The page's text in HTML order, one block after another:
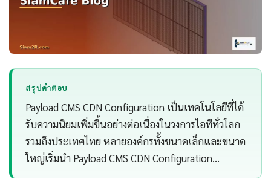
สรุปคำตอบ
Payload CMS CDN Configuration เป็นเทคโนโลยีที่ได้
รับความนิยมเพิ่มขึ้นอย่างต่อเนื่องในวงการไอทีทั่วโลก
รวมถึงประเทศไทย หลายองค์กรทั้งขนาดเล็กและขนาด
ใหญ่เริ่มนำ Payload CMS CDN Configuration…